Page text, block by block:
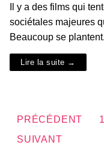
Il y a des films qui
sociétales majeures
Beaucoup se
Lire la suite →
Pagination
des
PRÉCÉDENT 1
SUIVANT